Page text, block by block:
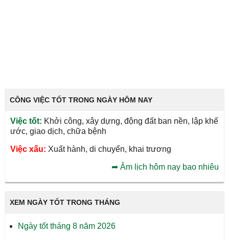
CÔNG VIỆC TỐT TRONG NGÀY HÔM NAY
Việc tốt: Khởi công, xây dựng, động đất ban nền, lập khế
ước, giao dịch, chữa bệnh
Việc xấu: Xuất hành, di chuyển, khai trương
➦Âm lịch hôm nay bao nhiêu
XEM NGÀY TỐT TRONG THÁNG
Ngày tốt tháng 8 năm 2026